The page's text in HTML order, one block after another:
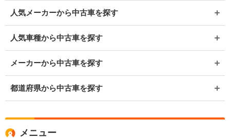
人気メーカーから中古車を探す
人気車種から中古車を探す
メーカーから中古車を探す
都道府県から中古車を探す
メニュー